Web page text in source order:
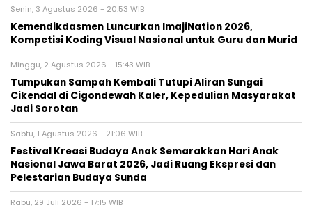
Senin, 3 Agustus 2026 - 20:53 WIB
Kemendikdasmen Luncurkan ImajiNation 2026,
Kompetisi Koding Visual Nasional untuk Guru dan Murid
Minggu, 2 Agustus 2026 - 15:43 WIB
Tumpukan Sampah Kembali Tutupi Aliran Sungai
Cikendal di Cigondewah Kaler, Kepedulian Masyarakat
Jadi Sorotan
Sabtu, 1 Agustus 2026 - 21:06 WIB
Festival Kreasi Budaya Anak Semarakkan Hari Anak
Nasional Jawa Barat 2026, Jadi Ruang Ekspresi dan
Pelestarian Budaya Sunda
Rabu, 29 Juli 2026 - 17:15 WIB